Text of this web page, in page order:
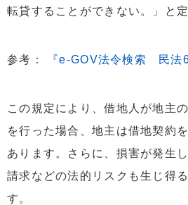
転貸することができない。」と
参考： 『e-GOV法令検索 民法
この規定により、借地人が地主
を行った場合、地主は借地契約
あります。さらに、損害が発生
請求などの法的リスクも生じ得
す。